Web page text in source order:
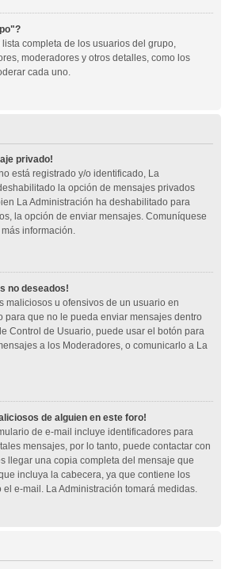
completa de los usuarios del grupo,
moderadores y otros detalles, como los
cada uno.
privado!
está registrado y/o identificado, La
la opción de mensajes privados
La Administración ha deshabilitado para
la opción de enviar mensajes. Comuníquese
información.
no deseados!
maliciosos u ofensivos de un usuario en
para que no le pueda enviar mensajes dentro
Control de Usuario, puede usar el botón para
a los Moderadores, o comunicarlo a La
de alguien en este foro!
de e-mail incluye identificadores para
mensajes, por lo tanto, puede contactar con
llegar una copia completa del mensaje que
incluya la cabecera, ya que contiene los
e-mail. La Administración tomará medidas.